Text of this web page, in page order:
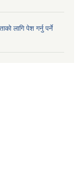
लागि पेश गर्नु पर्ने